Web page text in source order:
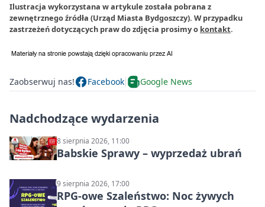
Ilustracja wykorzystana w artykule została pobrana z
zewnętrznego źródła (Urząd Miasta Bydgoszczy). W przypadku
zastrzeżeń dotyczących praw do zdjęcia prosimy o kontakt.
Zaobserwuj nas! Facebook Google News
Nadchodzące wydarzenia
8 sierpnia 2026, 11:00
Babskie Sprawy – wyprzedaż ubrań
9 sierpnia 2026, 17:00
RPG-owe Szaleństwo: Noc żywych